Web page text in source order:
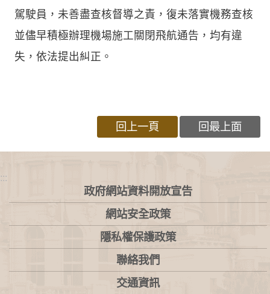
駕駛員，未善盡查核督導之責，復未落實機務查核
並儘早積極辦理機場施工關閉飛航通告，均有違
失，依法提出糾正。
回上一頁 回最上面
:::
政府網站資料開放宣告
網站安全政策
隱私權保護政策
聯絡我們
交通資訊